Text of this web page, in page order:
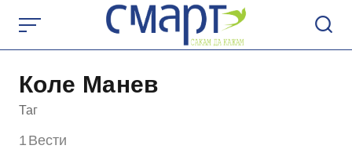
content
Коле Манев
Таг
1 Вести